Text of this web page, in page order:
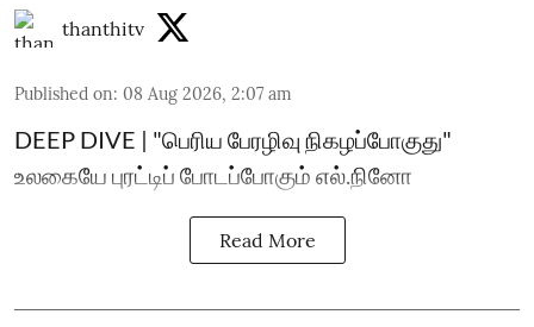
thanthitv
Published on: 08 Aug 2026, 2:07 am
DEEP DIVE | "பெரிய பேரழிவு நிகழப்போகுது"
உலகையே புரட்டிப் போடப்போகும் எல்.நினோ
Read More